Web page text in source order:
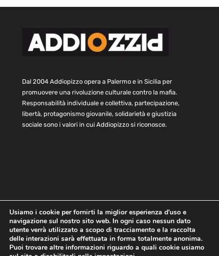
Dal 2004 Addiopizzo opera a Palermo e in Sicilia per
promuovere una rivoluzione culturale contro la mafia.
Responsabilità individuale e collettiva, partecipazione,
libertà, protagonismo giovanile, solidarietà e giustizia
sociale sono i valori in cui Addiopizzo si riconosce.
Home Statuto e bilancio
Contatti
Privacy
Cookie Child Protection Policy
Usiamo i cookie per fornirti la miglior esperienza d'uso e
navigazione sul nostro sito web. In ogni caso nessun dato
utente verrà utilizzato a scopo di tracciamento e la raccolta
delle interazioni sarà effettuata in forma totalmente anonima.
Puoi trovare altre informazioni riguardo a quali cookie usiamo